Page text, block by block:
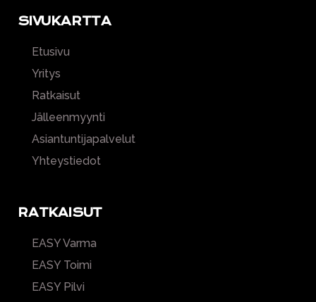
SIVUKARTTA
Etusivu
Yritys
Ratkaisut
Jälleenmyynti
Asiantuntijapalvelut
Yhteystiedot
RATKAISUT
EASY Varma
EASY Toimi
EASY Pilvi